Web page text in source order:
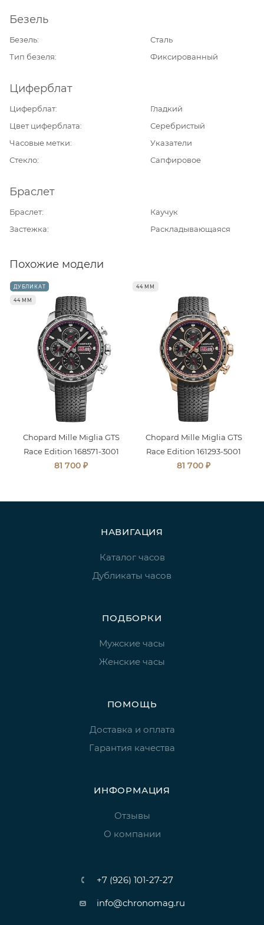
Безель
Безель
Сталь
Тип безеля
Фиксированный
Циферблат
Циферблат
Гладкий
Цвет циферблата
Серебристый
Часовые метки
Указатели
Стекло
Сапфировое
Браслет
Браслет
Каучук
Застежка
Раскладывающаяся
Похожие модели
ДУБЛИКАТ
44 ММ
Chopard Mille Miglia GTS
Race Edition 168571-3001
81 700 ₽
44 ММ
Chopard Mille Miglia GTS
Race Edition 161293-5001
81 700 ₽
НАВИГАЦИЯ
Каталог часов
Дубликаты часов
ПОДБОРКИ
Мужские часы
Женские часы
ПОМОЩЬ
Доставка и оплата
Гарантия качества
ИНФОРМАЦИЯ
Отзывы
О компании
+7 (926) 101-27-27
info@chronomag.ru